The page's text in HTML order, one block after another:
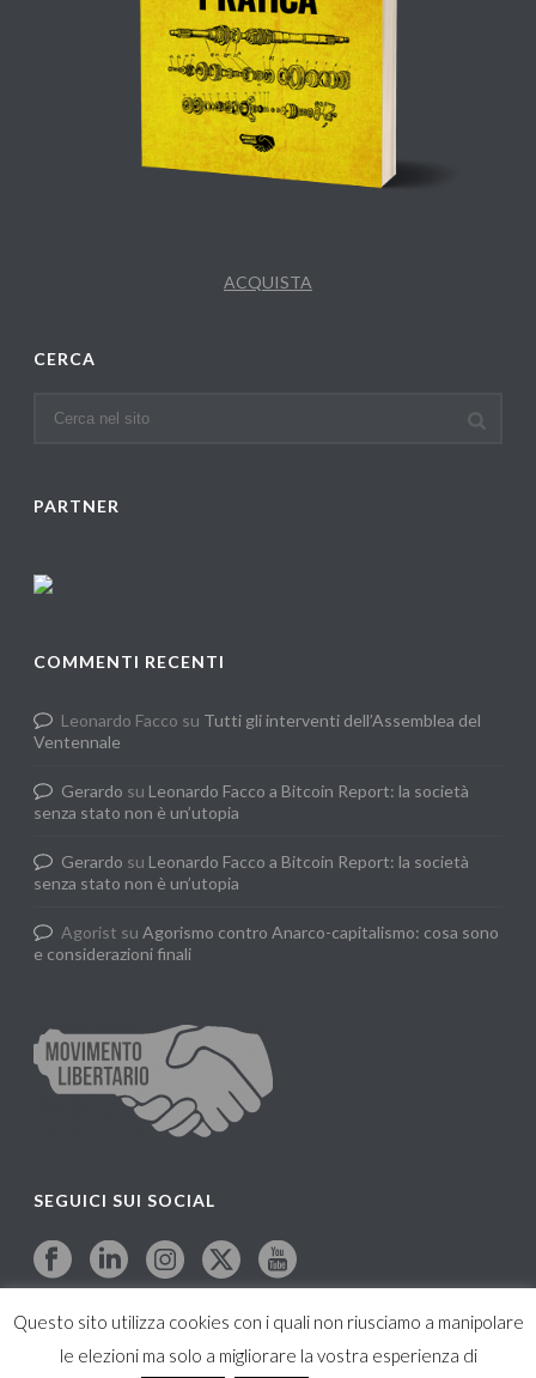
ACQUISTA
CERCA
PARTNER
COMMENTI RECENTI
Leonardo Facco su Tutti gli interventi dell’Assemblea del
Ventennale
Gerardo su Leonardo Facco a Bitcoin Report: la società
senza stato non è un’utopia
Gerardo su Leonardo Facco a Bitcoin Report: la società
senza stato non è un’utopia
Agorist suAgorismo contro Anarco-capitalismo: cosa sono
e considerazioni finali
SEGUICI SUI SOCIAL
Questo sito utilizza cookies con i quali non riusciamo a manipolare
le elezioni ma solo a migliorare la vostra esperienza di